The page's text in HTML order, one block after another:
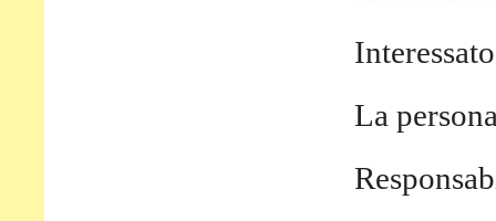
Interessato
La